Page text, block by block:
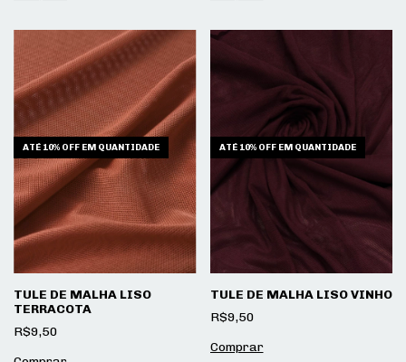
ATÉ 10% OFF EM QUANTIDADE
TULE DE MALHA LISO
TERRACOTA
R$9,50
ATÉ 10% OFF EM QUANTIDADE
TULE DE MALHA LISO VINHO
R$9,50